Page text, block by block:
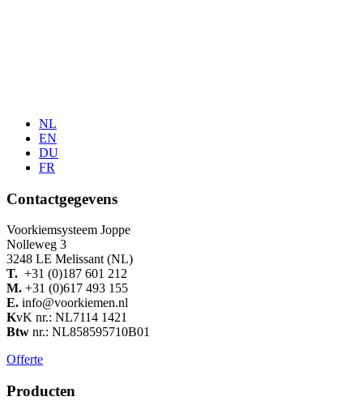
NL
EN
DU
FR
Contactgegevens
Voorkiemsysteem Joppe
Nolleweg 3
3248 LE Melissant (NL)
T. +31 (0)187 601 212
M. +31 (0)617 493 155
E. info@voorkiemen.nl
KvK nr.: NL7114 1421
Btw nr.: NL858595710B01
Offerte
Producten